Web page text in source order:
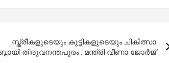
സ്ത്രീകളുടെയും കുട്ടികളുടെയും ചികിത്സാ
തിരുവനന്തപുരം : മന്ത്രി വീണാ ജോർജ്